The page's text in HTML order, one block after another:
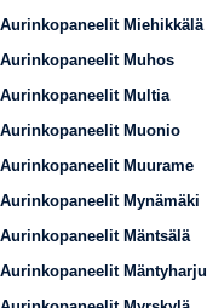
Aurinkopaneelit Miehikkälä
Aurinkopaneelit Muhos
Aurinkopaneelit Multia
Aurinkopaneelit Muonio
Aurinkopaneelit Muurame
Aurinkopaneelit Mynämäki
Aurinkopaneelit Mäntsälä
Aurinkopaneelit Mäntyharju